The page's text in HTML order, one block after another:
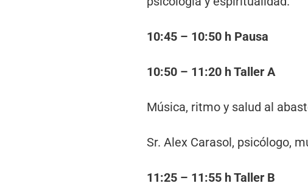
10:45 – 10:50 h Pausa
10:50 – 11:20 h Taller A
Música, ritmo y salud al
Sr. Alex Carasol, psicólogo,
11:25 – 11:55 h Taller B